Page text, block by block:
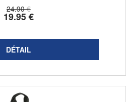
24.90 €
19.95€